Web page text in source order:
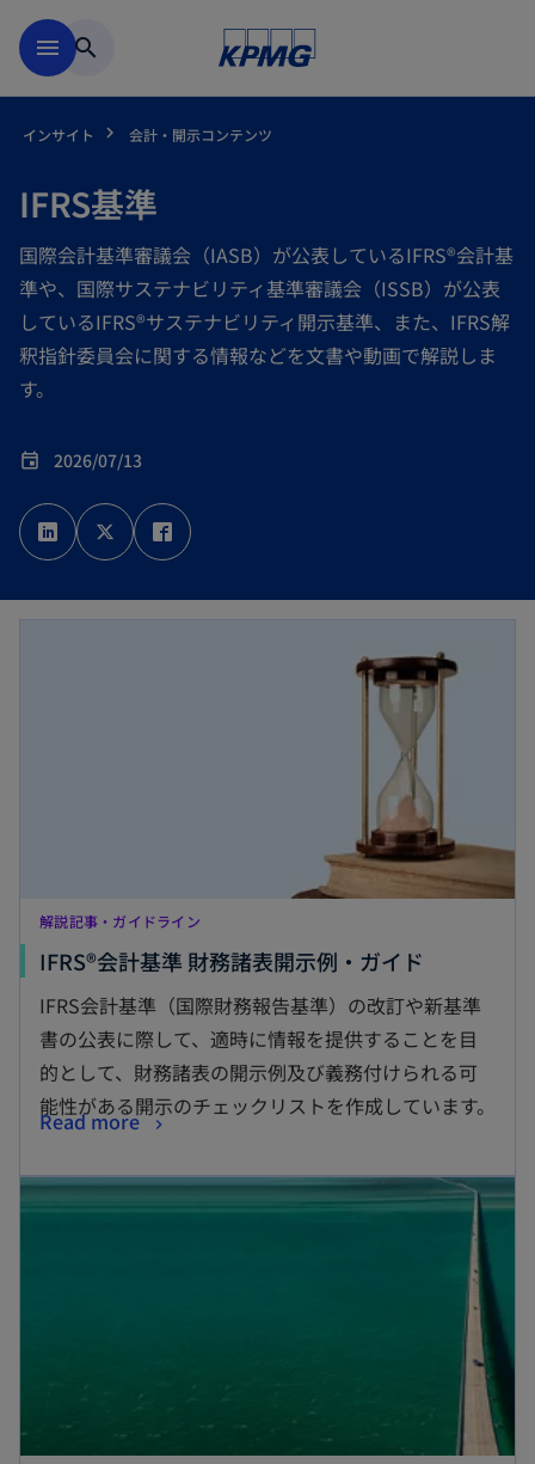
menu search
インサイト 会計・開示コンテンツ
IFRS基準
国際会計基準審議会（IASB）が公表しているIFRS®会計基
準や、国際サステナビリティ基準審議会（ISSB）が公表
しているIFRS®サステナビリティ開示基準、また、IFRS解
釈指針委員会に関する情報などを文書や動画で解説しま
す。
event 2026/07/13
新
し
い
タ
新
し
い
タ
し
い
解説記事・ガイドライン
IFRS®会計基準 財務諸表開示例・ガイド
IFRS会計基準（国際財務報告基準）の改訂や新基準
書の公表に際して、適時に情報を提供することを目
的として、財務諸表の開示例及び義務付けられる可
能性がある開示のチェックリストを作成しています。
Read more